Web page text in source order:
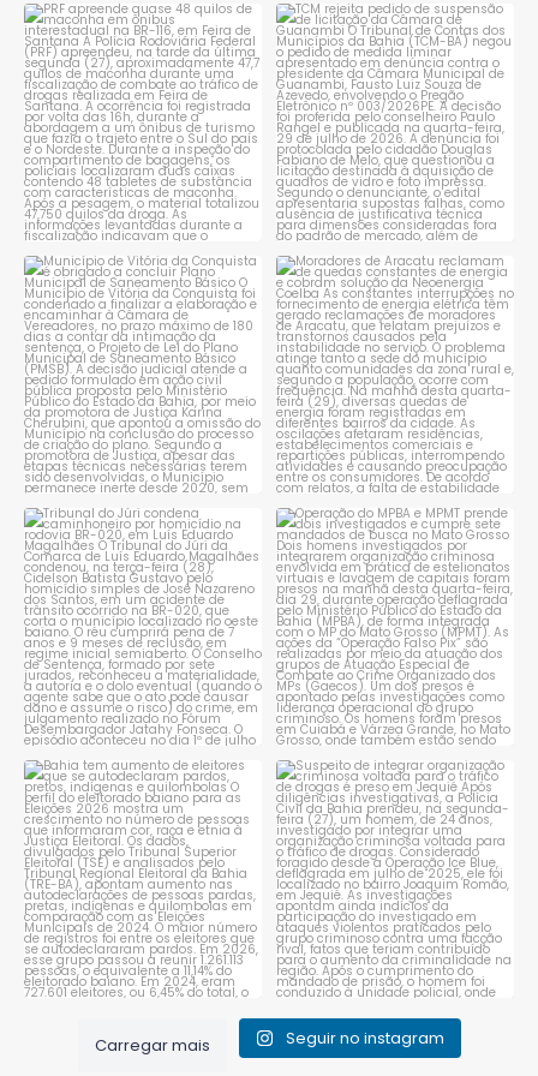
PRF apreende quase 48 quilos
de maconha em ônibus...
1 0
TCM rejeita pedido de
suspensão de licitação da...
1 0
Município de Vitória da
Conquista é obrigado a...
1 0
Moradores de Aracatu
reclamam de quedas
constantes ...
1 0
Tribunal do Júri condena
caminhoneiro por...
1 0
Operação do MPBA e MPMT
prende dois investigados e...
1 0
Bahia tem aumento de eleitores
que se autodeclaram...
1 0
Suspeito de integrar
organização criminosa
voltada...
1 0
Carregar mais Seguir no instagram